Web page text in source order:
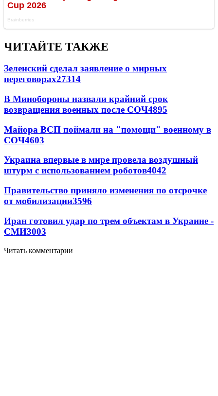
ЧИТАЙТЕ ТАКЖЕ
Зеленский сделал заявление о мирных
переговорах27314
В Минобороны назвали крайний срок
возвращения военных после СОЧ4895
Майора ВСП поймали на "помощи" военному в
СОЧ4603
Украина впервые в мире провела воздушный
штурм с использованием роботов4042
Правительство приняло изменения по отсрочке
от мобилизации3596
Иран готовил удар по трем объектам в Украине -
СМИ3003
Читать комментарии